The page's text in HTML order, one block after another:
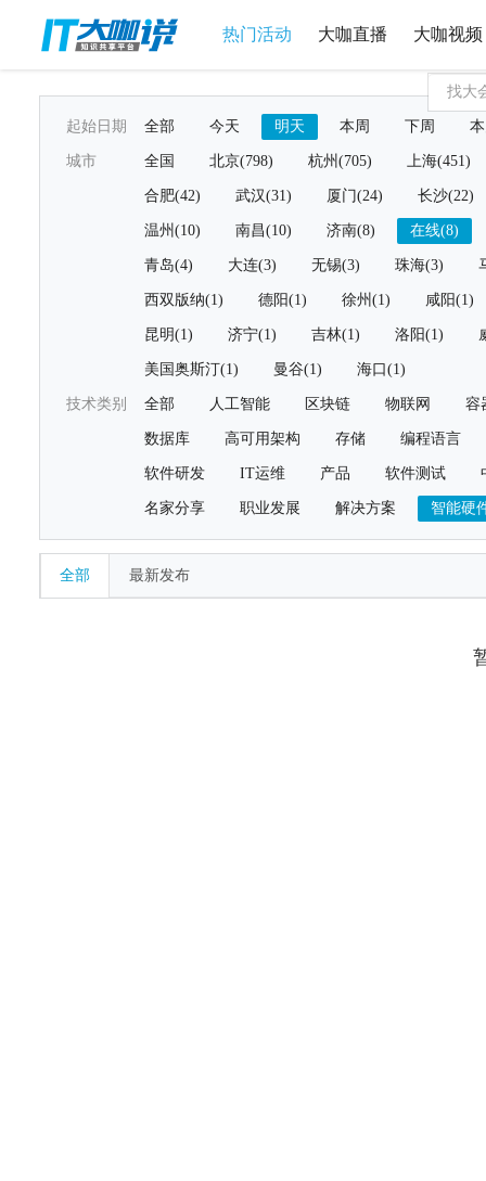
热门活动 大咖直播 大咖视频
起始日期 全部 今天 明天 本周 下周
城市 全国 北京(798) 杭州(705) 上海(451)
合肥(42) 武汉(31) 厦门(24) 长沙(22)
温州(10) 南昌(10) 济南(8) 在线(8)
青岛(4) 大连(3) 无锡(3) 珠海(3)
西双版纳(1) 德阳(1) 徐州(1) 咸阳(1)
昆明(1) 济宁(1) 吉林(1) 洛阳(1)
美国奥斯汀(1) 曼谷(1) 海口(1)
技术类别 全部 人工智能 区块链 物联网 容
数据库 高可用架构 存储 编程语言
软件研发 IT运维 产品 软件测试
名家分享 职业发展 解决方案 智能硬
全部 最新发布